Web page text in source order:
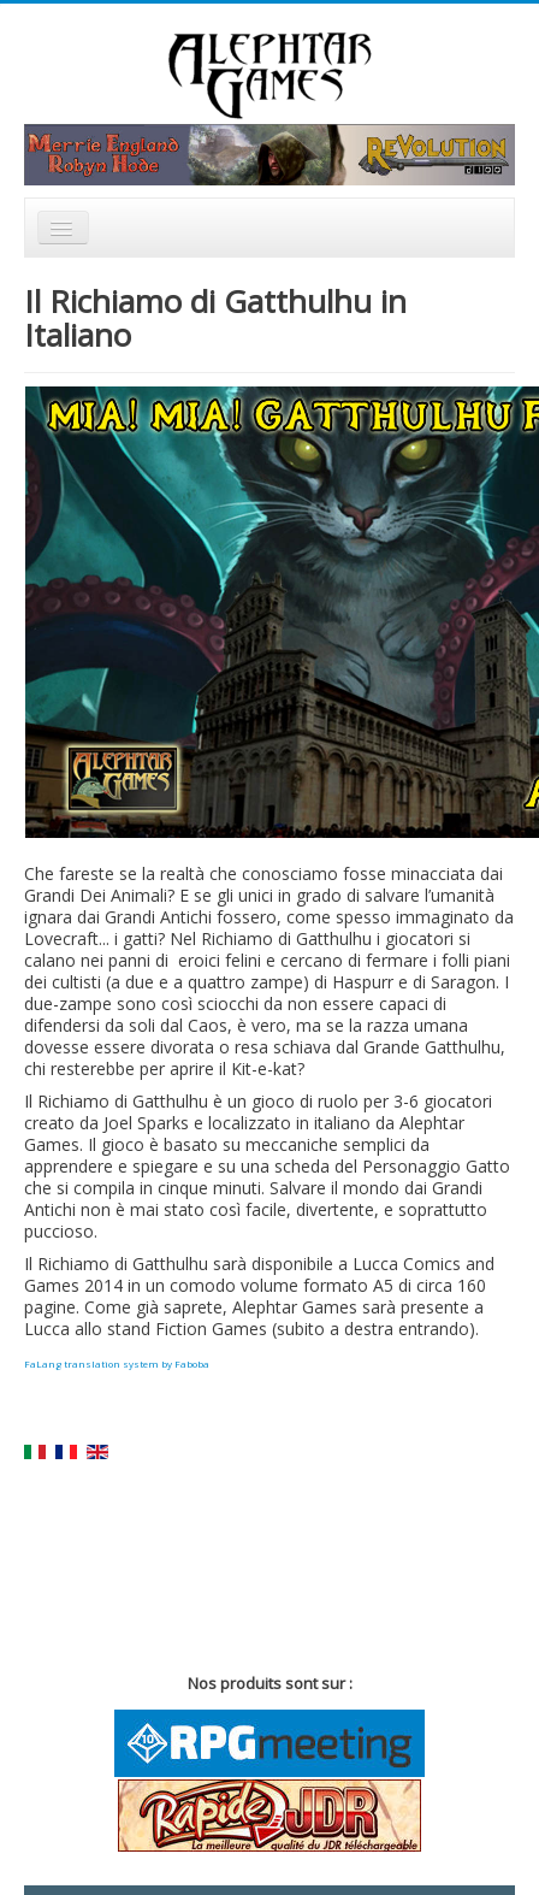
Nouvelles
Forum
Il Richiamo di Gatthulhu in
Italiano
Che fareste se la realtà che conosciamo fosse minacciata dai
Grandi Dei Animali? E se gli unici in grado di salvare l’umanità
ignara dai Grandi Antichi fossero, come spesso immaginato da
Lovecraft... i gatti? Nel Richiamo di Gatthulhu i giocatori si
calano nei panni di eroici felini e cercano di fermare i folli piani
dei cultisti (a due e a quattro zampe) di Haspurr e di Saragon. I
due-zampe sono così sciocchi da non essere capaci di
difendersi da soli dal Caos, è vero, ma se la razza umana
dovesse essere divorata o resa schiava dal Grande Gatthulhu,
chi resterebbe per aprire il Kit-e-kat?
Il Richiamo di Gatthulhu è un gioco di ruolo per 3-6 giocatori
creato da Joel Sparks e localizzato in italiano da Alephtar
Games. Il gioco è basato su meccaniche semplici da
apprendere e spiegare e su una scheda del Personaggio Gatto
che si compila in cinque minuti. Salvare il mondo dai Grandi
Antichi non è mai stato così facile, divertente, e soprattutto
puccioso.
Il Richiamo di Gatthulhu sarà disponibile a Lucca Comics and
Games 2014 in un comodo volume formato A5 di circa 160
pagine. Come già saprete, Alephtar Games sarà presente a
Lucca allo stand Fiction Games (subito a destra entrando).
FaLang translation system by Faboba
Nos produits sont sur :